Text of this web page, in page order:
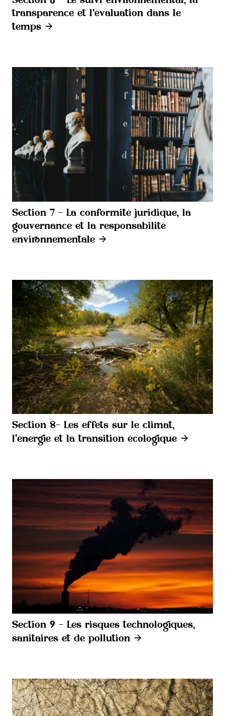
transparence et l’évaluation dans le
temps
Section 7 - La conformité juridique, la
gouvernance et la responsabilité
environnementale
Section 8- Les effets sur le climat,
l'énergie et la transition écologique
Section 9 - Les risques technologiques,
sanitaires et de pollution